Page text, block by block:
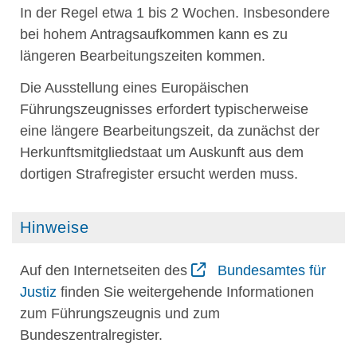
In der Regel etwa 1 bis 2 Wochen. Insbesondere
bei hohem Antragsaufkommen kann es zu
längeren Bearbeitungszeiten kommen.
Die Ausstellung eines Europäischen
Führungszeugnisses erfordert typischerweise
eine längere Bearbeitungszeit, da zunächst der
Herkunftsmitgliedstaat um Auskunft aus dem
dortigen Strafregister ersucht werden muss.
Hinweise
Auf den Internetseiten des
Bundesamtes für
Justiz finden Sie weitergehende Informationen
zum Führungszeugnis und zum
Bundeszentralregister.